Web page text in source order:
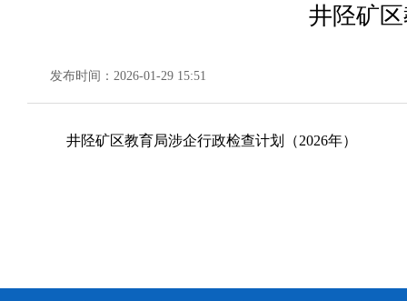
井陉矿
发布时间：2026-01-29 15:51
井陉矿区教育局涉企行政检查计划（2026年）